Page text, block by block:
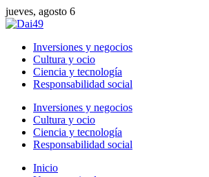
jueves, agosto 6
Inversiones y negocios
Cultura y ocio
Ciencia y tecnología
Responsabilidad social
Inversiones y negocios
Cultura y ocio
Ciencia y tecnología
Responsabilidad social
Inicio